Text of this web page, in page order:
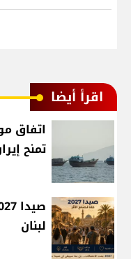
اقرأ أيضا
اتفاق
تمنح
لبنان